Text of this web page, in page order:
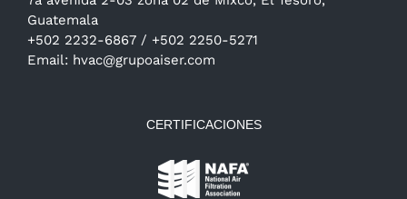
Guatemala
+502 2232-6867 / +502 2250-5271
Email: hvac@grupoaiser.com
CERTIFICACIONES